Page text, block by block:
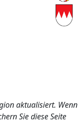
aktualisiert. Wenn
Sie diese Seite